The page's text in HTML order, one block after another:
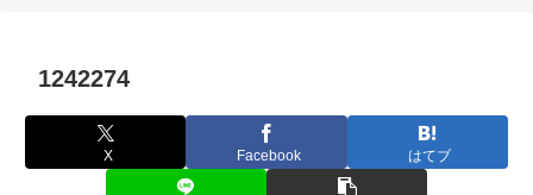
1242274
X Facebook はてブ